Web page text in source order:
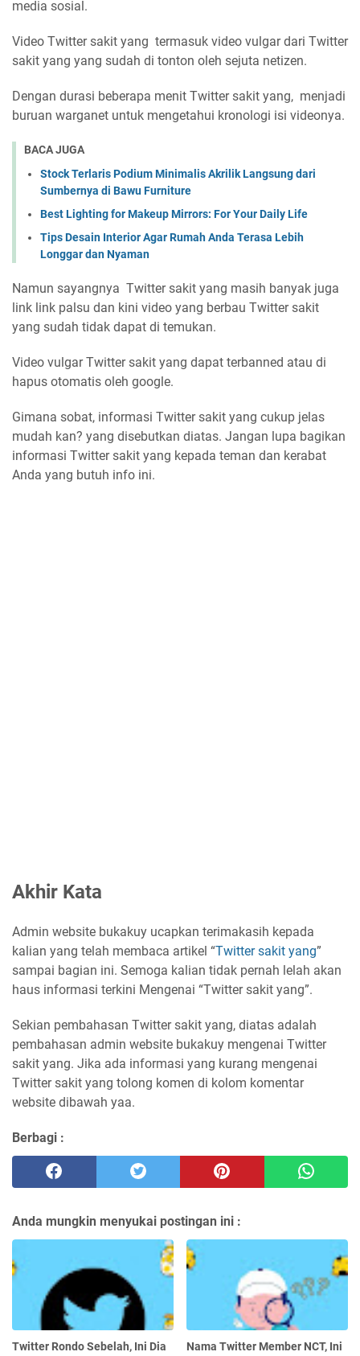
media sosial.
Video Twitter sakit yang termasuk video vulgar dari Twitter
sakit yang yang sudah di tonton oleh sejuta netizen.
Dengan durasi beberapa menit Twitter sakit yang, menjadi
buruan warganet untuk mengetahui kronologi isi videonya.
BACA JUGA
Stock Terlaris Podium Minimalis Akrilik Langsung dari
Sumbernya di Bawu Furniture
Best Lighting for Makeup Mirrors: For Your Daily Life
Tips Desain Interior Agar Rumah Anda Terasa Lebih
Longgar dan Nyaman
Namun sayangnya Twitter sakit yang masih banyak juga
link link palsu dan kini video yang berbau Twitter sakit
yang sudah tidak dapat di temukan.
Video vulgar Twitter sakit yang dapat terbanned atau di
hapus otomatis oleh google.
Gimana sobat, informasi Twitter sakit yang cukup jelas
mudah kan? yang disebutkan diatas. Jangan lupa bagikan
informasi Twitter sakit yang kepada teman dan kerabat
Anda yang butuh info ini.
Akhir Kata
Admin website bukakuy ucapkan terimakasih kepada
kalian yang telah membaca artikel “Twitter sakit yang”
sampai bagian ini. Semoga kalian tidak pernah lelah akan
haus informasi terkini Mengenai “Twitter sakit yang”.
Sekian pembahasan Twitter sakit yang, diatas adalah
pembahasan admin website bukakuy mengenai Twitter
sakit yang. Jika ada informasi yang kurang mengenai
Twitter sakit yang tolong komen di kolom komentar
website dibawah yaa.
Berbagi :
Anda mungkin menyukai postingan ini :
Twitter Rondo Sebelah, Ini Dia
Nama Twitter Member NCT, Ini